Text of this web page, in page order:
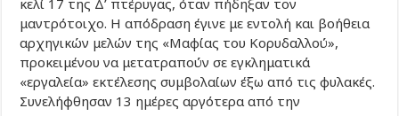
κελί 17 της Δ’ πτέρυγας, όταν πήδηξαν τον
μαντρότοιχο. Η απόδραση έγινε με εντολή και βοήθεια
αρχηγικών μελών της «Μαφίας του Κορυδαλλού»,
προκειμένου να μετατραπούν σε εγκληματικά
«εργαλεία» εκτέλεσης συμβολαίων έξω από τις φυλακές.
Συνελήφθησαν 13 ημέρες αργότερα από την